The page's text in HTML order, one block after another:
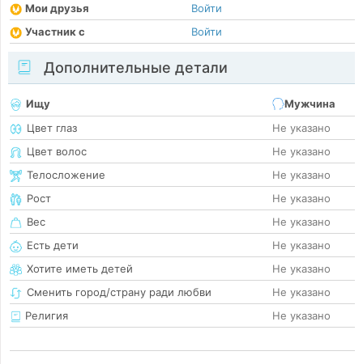
Мои друзья
Войти
Участник с
Войти
Дополнительные детали
Ищу
Мужчина
Цвет глаз
Не указано
Цвет волос
Не указано
Телосложение
Не указано
Рост
Не указано
Вес
Не указано
Есть дети
Не указано
Хотите иметь детей
Не указано
Сменить город/страну ради любви
Не указано
Религия
Не указано